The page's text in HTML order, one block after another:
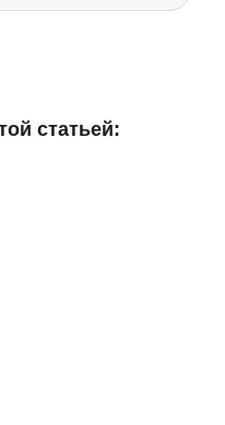
статьей: